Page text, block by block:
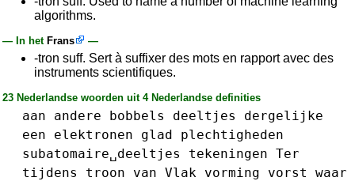
algorithms.
— In het Frans —
-tron suff. Sert à suffixer des mots en rapport avec des
instruments scientifiques.
23 Nederlandse woorden uit 4 Nederlandse definities
aan andere bobbels deeltjes
dergelijke
een
elektronen glad
plechtigheden
subatomaire␣deeltjes
tekeningen Ter
tijdens
troon van Vlak vorming vorst
waar